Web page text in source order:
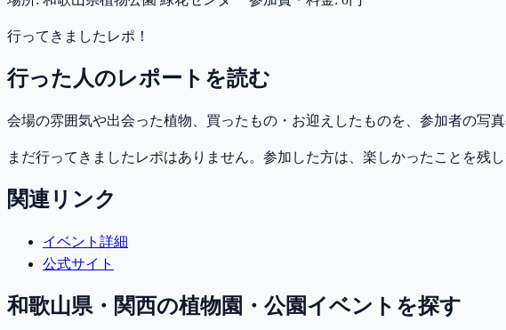
行ってきましたレポ！
行った人のレポートを読む
会場の雰囲気や出会った植物、買ったもの・お迎えしたものを、参加者の写真
まだ行ってきましたレポはありません。参加した方は、楽しかったことを残し
関連リンク
イベント詳細
公式サイト
和歌山県・関西の植物園・公園イベントを探す